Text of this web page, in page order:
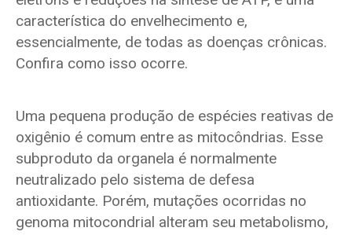
característica do envelhecimento e,
essencialmente, de todas as doenças crônicas.
Confira como isso ocorre.
Uma pequena produção de espécies reativas de
oxigênio é comum entre as mitocôndrias. Esse
subproduto da organela é normalmente
neutralizado pelo sistema de defesa
antioxidante. Porém, mutações ocorridas no
genoma mitocondrial alteram seu metabolismo,